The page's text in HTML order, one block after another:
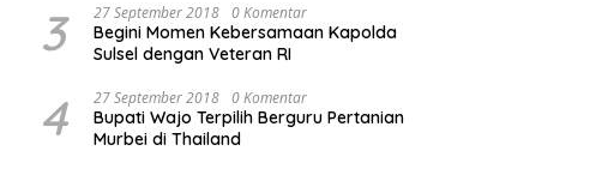
3 27 September 2018 0 Komentar
Begini Momen Kebersamaan Kapolda
Sulsel dengan Veteran RI
4 27 September 2018 0 Komentar
Bupati Wajo Terpilih Berguru Pertanian
Murbei di Thailand